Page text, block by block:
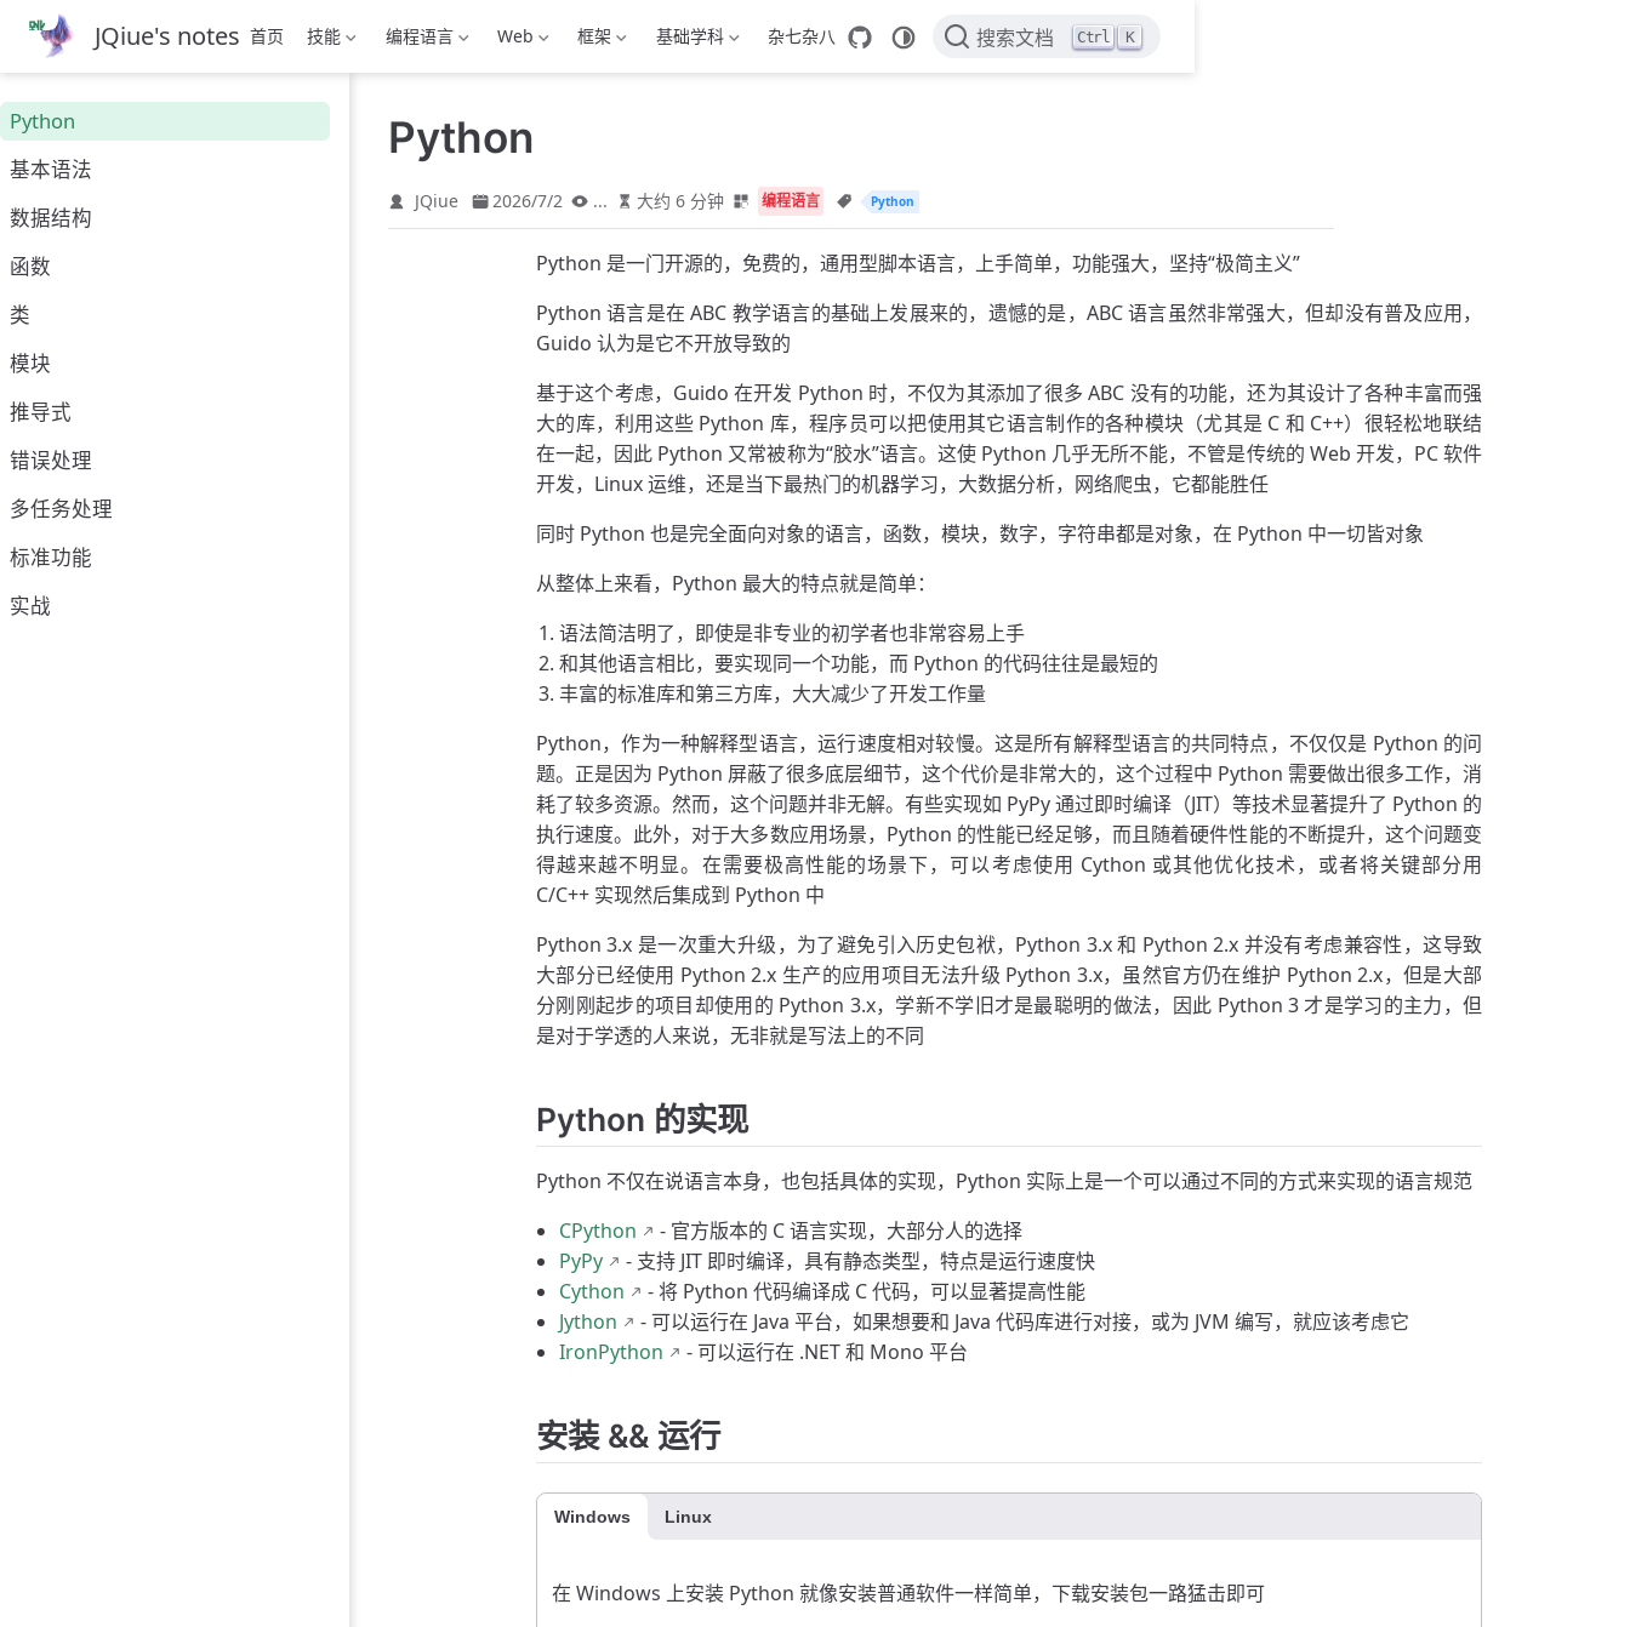
跳
主
要
內
容
JQiue's notes 首页 技能 编程语言 Web 框架 基础学科 杂七杂八 搜索文档 Ctrl K
Python
基本语法
数据结构
函数
类
模块
推导式
错误处理
多任务处理
标准功能
实战
Python
JQiue 2026/7/2 ... 大约 6 分钟 编程语言 Python
Python 是一门开源的，免费的，通用型脚本语言，上手简单，功能强大，坚持“极简主义”
Python 语言是在 ABC 教学语言的基础上发展来的，遗憾的是，ABC 语言虽然非常强大，但却没有普及应用，
Guido 认为是它不开放导致的
基于这个考虑，Guido 在开发 Python 时，不仅为其添加了很多 ABC 没有的功能，还为其设计了各种丰富而强
大的库，利用这些 Python 库，程序员可以把使用其它语言制作的各种模块（尤其是 C 和 C++）很轻松地联结
在一起，因此 Python 又常被称为“胶水”语言。这使 Python 几乎无所不能，不管是传统的 Web 开发，PC 软件
开发，Linux 运维，还是当下最热门的机器学习，大数据分析，网络爬虫，它都能胜任
同时 Python 也是完全面向对象的语言，函数，模块，数字，字符串都是对象，在 Python 中一切皆对象
从整体上来看，Python 最大的特点就是简单：
语法简洁明了，即使是非专业的初学者也非常容易上手
和其他语言相比，要实现同一个功能，而 Python 的代码往往是最短的
丰富的标准库和第三方库，大大减少了开发工作量
Python，作为一种解释型语言，运行速度相对较慢。这是所有解释型语言的共同特点，不仅仅是 Python 的问
题。正是因为 Python 屏蔽了很多底层细节，这个代价是非常大的，这个过程中 Python 需要做出很多工作，消
耗了较多资源。然而，这个问题并非无解。有些实现如 PyPy 通过即时编译（JIT）等技术显著提升了 Python 的
执行速度。此外，对于大多数应用场景，Python 的性能已经足够，而且随着硬件性能的不断提升，这个问题变
得越来越不明显。在需要极高性能的场景下，可以考虑使用 Cython 或其他优化技术，或者将关键部分用
C/C++ 实现然后集成到 Python 中
Python 3.x 是一次重大升级，为了避免引入历史包袱，Python 3.x 和 Python 2.x 并没有考虑兼容性，这导致
大部分已经使用 Python 2.x 生产的应用项目无法升级 Python 3.x，虽然官方仍在维护 Python 2.x，但是大部
分刚刚起步的项目却使用的 Python 3.x，学新不学旧才是最聪明的做法，因此 Python 3 才是学习的主力，但
是对于学透的人来说，无非就是写法上的不同
Python 的实现
Python 不仅在说语言本身，也包括具体的实现，Python 实际上是一个可以通过不同的方式来实现的语言规范
CPython
- 官方版本的 C 语言实现，大部分人的选择
PyPy
- 支持 JIT 即时编译，具有静态类型，特点是运行速度快
Cython
- 将 Python 代码编译成 C 代码，可以显著提高性能
Jython
- 可以运行在 Java 平台，如果想要和 Java 代码库进行对接，或为 JVM 编写，就应该考虑它
IronPython
- 可以运行在 .NET 和 Mono 平台
安装 && 运行
Windows Linux
在 Windows 上安装 Python 就像安装普通软件一样简单，下载安装包一路猛击即可